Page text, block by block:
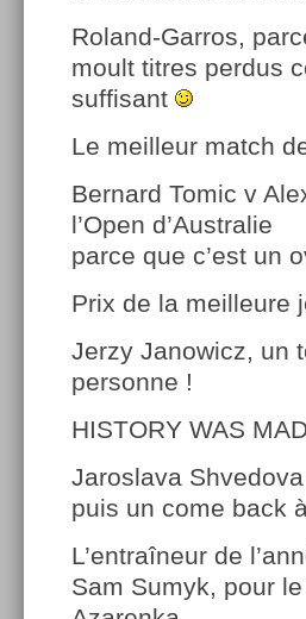
Roland-Garros,
moult titres perdus
suffisant
Le meil­leur match
Be­rnard Tomic v
l’Open d’Australie
parce que c’est un
Prix de la meil­leure
Jerzy Janowicz, un
personne !
HIS­TO­RY WAS
Jaros­lava
puis un come back
L’entraîneur de
Sam Sumyk, pour